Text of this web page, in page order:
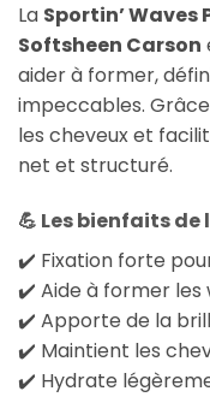
La Sportin’ Waves
Softsheen Carson
aider à former,
impeccables.
les cheveux et
net et structuré.
💪 Les bienfaits
✔️ Fixation forte
✔️ Aide à former les
✔️ Apporte de la
✔️ Maintient les
✔️ Hydrate